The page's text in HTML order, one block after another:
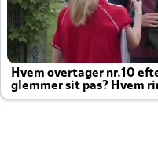
Hvem overtager nr.10
glemmer sit pas? Hvem
altid til efter kampe?